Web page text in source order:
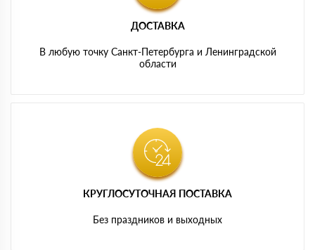
ДОСТАВКА
В любую точку Санкт-Петербурга и Ленинградской
области
КРУГЛОСУТОЧНАЯ ПОСТАВКА
Без праздников и выходных